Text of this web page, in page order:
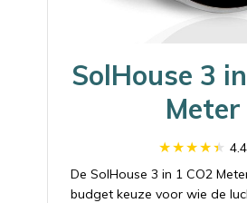
SolHouse 3
Meter
4.4
De SolHouse 3 in 1 CO2
budget keuze voor wie de